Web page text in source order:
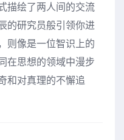
描绘了两人间的交流
的研究员般引领你进
则像是一位智识上的
在思想的领域中漫步
和对真理的不懈追